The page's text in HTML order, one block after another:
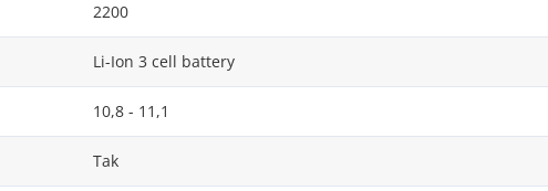
2200
Li-Ion 3 cell battery
10,8 - 11,1
Tak